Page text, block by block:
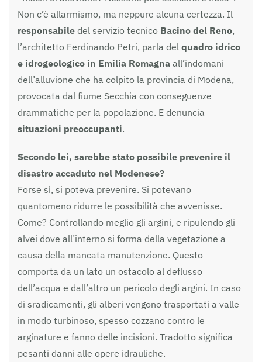
Non c’è allarmismo, ma neppure alcuna certezza. Il
responsabile del servizio tecnico Bacino del Reno,
l’architetto Ferdinando Petri, parla del quadro idrico
e idrogeologico in Emilia Romagna all’indomani
dell’alluvione che ha colpito la provincia di Modena,
provocata dal fiume Secchia con conseguenze
drammatiche per la popolazione. E denuncia
situazioni preoccupanti.
Secondo lei, sarebbe stato possibile prevenire il
disastro accaduto nel Modenese?
Forse sì, si poteva prevenire. Si potevano
quantomeno ridurre le possibilità che avvenisse.
Come? Controllando meglio gli argini, e ripulendo gli
alvei dove all’interno si forma della vegetazione a
causa della mancata manutenzione. Questo
comporta da un lato un ostacolo al deflusso
dell’acqua e dall’altro un pericolo degli argini. In caso
di sradicamenti, gli alberi vengono trasportati a valle
in modo turbinoso, spesso cozzano contro le
arginature e fanno delle incisioni. Tradotto significa
pesanti danni alle opere idrauliche.